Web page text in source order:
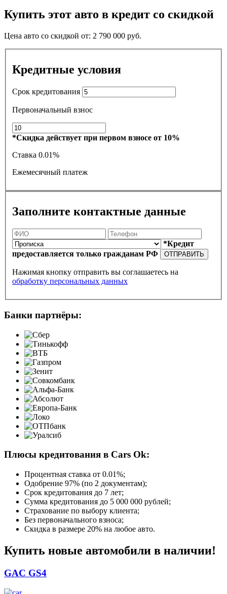
Купить этот авто в кредит со скидкой
Цена авто со скидкой от: 2 790 000 руб.
Кредитные условия
Срок кредитования
Первоначальный взнос
*Скидка действует при первом взносе от 10%
Ставка 0.01%
Ежемесячный платеж
Заполните контактные данные
*Кредит
предоставляется только гражданам РФ
ОТПРАВИТЬ
Нажимая кнопку отправить вы соглашаетесь на
обработку персональных данных
Банки партнёры:
Плюсы кредитования в Cars Ok:
Процентная ставка от 0.01%;
Одобрение 97% (по 2 документам);
Срок кредитования до 7 лет;
Сумма кредитования до 5 000 000 рублей;
Страхование по выбору клиента;
Без первоначального взноса;
Скидка в размере 20% на любое авто.
Купить новые автомобили в наличии!
GAC GS4